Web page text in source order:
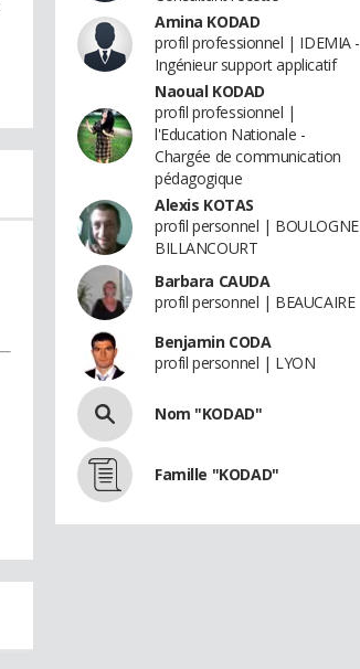
Amina KODAD
profil professionnel | IDEMIA -
Ingénieur support applicatif
Naoual KODAD
profil professionnel |
l'Education Nationale -
Chargée de communication
pédagogique
Alexis KOTAS
profil personnel | BOULOGNE
BILLANCOURT
Barbara CAUDA
profil personnel | BEAUCAIRE
Benjamin CODA
profil personnel | LYON
Nom "KODAD"
Famille "KODAD"